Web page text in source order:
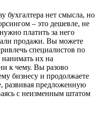
бухгалтера нет смысла, но
– это дешевле, не
платить за него
продажи. Вы можете
специалистов по
нанимать их на
к чему. Вы разово
бизнесу и продолжаете
развивая предложенную
с неизменным штатом